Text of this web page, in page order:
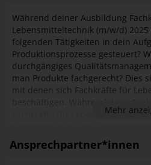
Während deiner Ausbildung
Lebensmitteltechnik (m/w/d) 2025
folgenden Tätigkeiten in dein
Produktionsprozesse gesteuert?
durchgängiges
man Produkte fachgerecht? Dies
mit denen sich Fachkräfte für
Fachkräfte für
Produktentwicklung, das Labor
Stationen der Auszubildenden.
Mehr
Ansprechpartner*innen